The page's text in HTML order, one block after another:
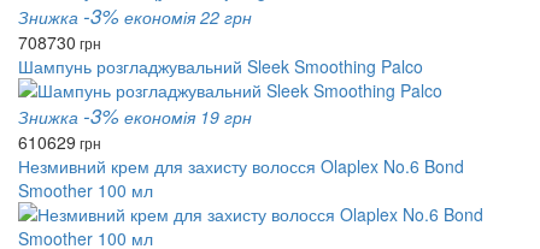
Знижка -3% економія 22 грн
708730 грн
Шампунь розгладжувальний Sleek Smoothing Palco
Знижка -3% економія 19 грн
610629 грн
Незмивний крем для захисту волосся Olaplex No.6 Bond
Smoother 100 мл